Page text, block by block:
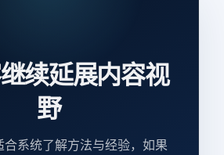
续延展内容视
野
系统了解方法与经验，如果